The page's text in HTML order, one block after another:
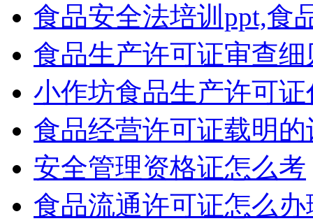
食品安全法培训ppt,食
食品生产许可证审查
小作坊食品生产许可
食品经营许可证载明
安全管理资格证怎么考
食品流通许可证怎么